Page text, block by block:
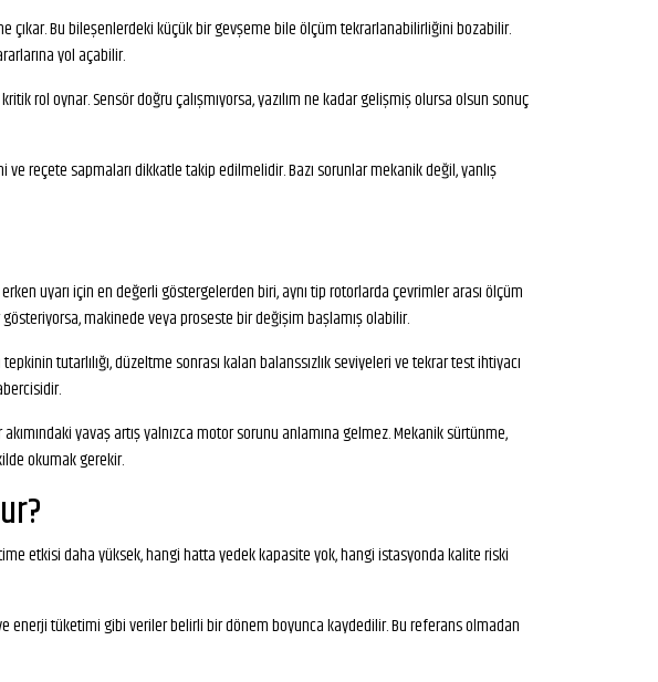
Bu bileşenlerdeki küçük bir gevşeme bile ölçüm tekrarlanabilirliğini bozabilir.
yol açabilir.
rol oynar. Sensör doğru çalışmıyorsa, yazılım ne kadar gelişmiş olursa olsun sonuç
reçete sapmaları dikkatle takip edilmelidir. Bazı sorunlar mekanik değil, yanlış
uyarı için en değerli göstergelerden biri, aynı tip rotorlarda çevrimler arası ölçüm
makinede veya proseste bir değişim başlamış olabilir.
tutarlılığı, düzeltme sonrası kalan balanssızlık seviyeleri ve tekrar test ihtiyacı
yavaş artış yalnızca motor sorunu anlamına gelmez. Mekanik sürtünme,
okumak gerekir.
etkisi daha yüksek, hangi hatta yedek kapasite yok, hangi istasyonda kalite riski
enerji tüketimi gibi veriler belirli bir dönem boyunca kaydedilir. Bu referans olmadan